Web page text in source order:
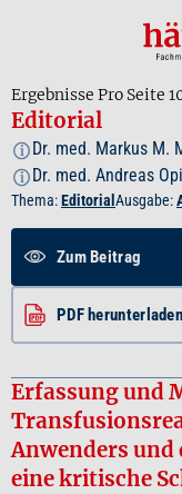
Ergebnisse Pro Seite
Editorial
i Dr. med. Markus M.
i Dr. med. Andreas
Thema:Editorial Ausgabe:
Zum Beitrag
PDF herunterladen
Erfassung und
Anwenders und
eine kritische